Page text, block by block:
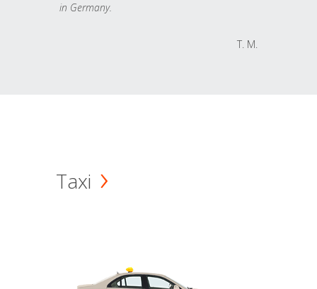
in Germany.
T. M.
Taxi